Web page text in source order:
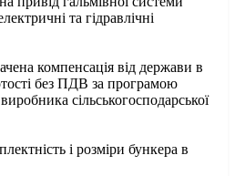
та гідравлічні
компенсація від держави в
без ПДВ за програмою
сільськогосподарської
і розміри бункера в